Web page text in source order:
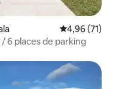
Évaluation
4,96 (71)
6 places de parking
appréciés